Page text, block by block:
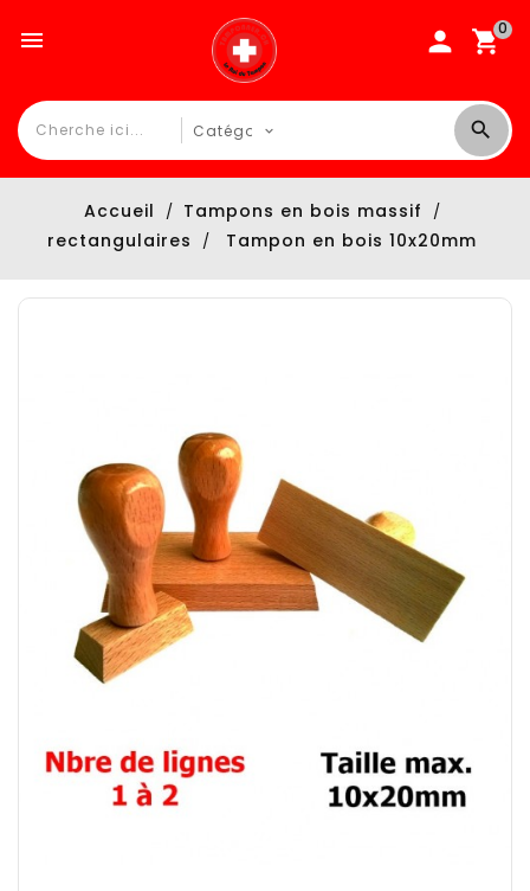
0

Accueil
Tampons en bois massif
rectangulaires
Tampon en bois 10x20mm